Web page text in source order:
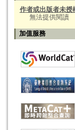
作者或出版者未授
無法提供閱讀
加值服務